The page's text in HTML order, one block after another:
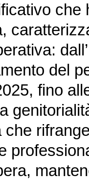
che
del
fino
che